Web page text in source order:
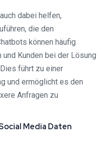
dabei helfen,
die den
können häufig
Kunden bei der Lösung
führt zu einer
und ermöglicht es den
Anfragen zu
Media Daten